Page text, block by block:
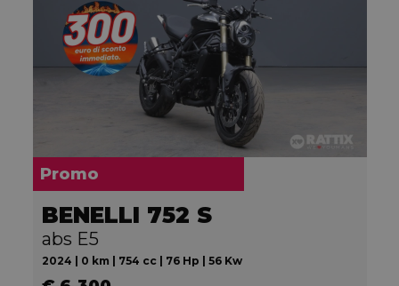
Promo
BENELLI 752 S
abs E5
2024 | 0 km | 754 cc | 76 Hp | 56 Kw